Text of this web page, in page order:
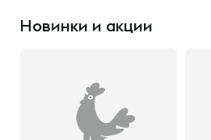
Новинки и акции